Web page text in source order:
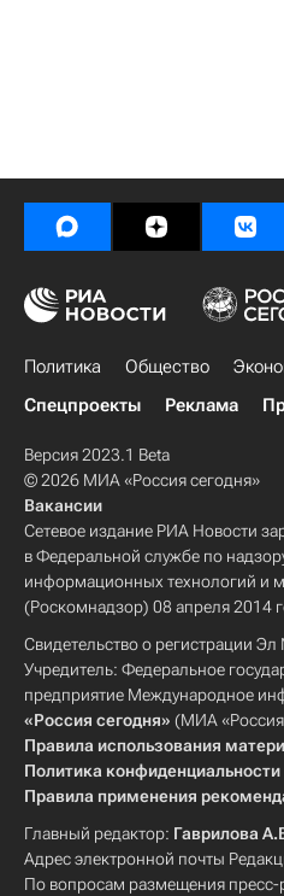
Политика Общество
Спецпроекты
Реклама
Версия 2023.1 Beta
© 2026 МИА «Россия сегодня»
Вакансии
Сетевое издание РИА Новости
в Федеральной службе по
информационных технологий и
(Роскомнадзор) 08 апреля 2014
Свидетельство о регистрации
Учредитель: Федеральное
предприятие Международное
«Россия сегодня» (МИА «Россия
Правила использования
Политика конфиденциальности
Правила применения
Главный редактор: Гаврилова
Адрес электронной почты
По вопросам размещения